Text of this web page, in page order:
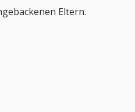
Eltern.